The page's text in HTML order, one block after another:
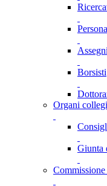
Borsisti
Organi
Giunta